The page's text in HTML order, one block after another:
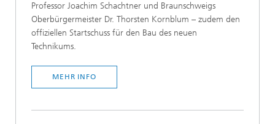
Professor Joachim Schachtner und Braunschweigs
Oberbürgermeister Dr. Thorsten Kornblum – zudem den
offiziellen Startschuss für den Bau des neuen
Technikums.
MEHR INFO